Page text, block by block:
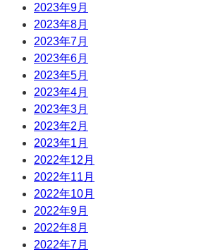
2023年9月
2023年8月
2023年7月
2023年6月
2023年5月
2023年4月
2023年3月
2023年2月
2023年1月
2022年12月
2022年11月
2022年10月
2022年9月
2022年8月
2022年7月